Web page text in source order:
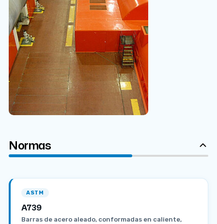
Normas
ASTM
A739
Barras de acero aleado, conformadas en caliente,